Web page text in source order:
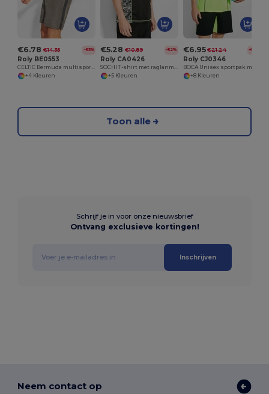
€6.78 €14.35 -53%
Roly BE0553
+4 Kleuren
€5.28 €10.89 -52%
Roly CA0426
+5 Kleuren
€6.95 €21.24 -67%
Roly CJ0346
+8 Kleuren
Toon alle
Schrijf je in voor onze nieuwsbrief
Ontvang exclusieve kortingen!
Inschrijven
Neem contact op